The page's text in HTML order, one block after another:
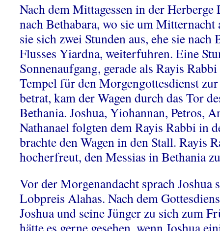
Nach dem Mittagessen in der Herberge
nach Bethabara, wo sie um
sie sich zwei Stunden aus, ehe sie nach
Flusses Yiardna, weiterfuhren. Eine
Sonnenaufgang, gerade als Rayis
Tempel für den Morgengottesdienst
betrat, kam der Wagen durch das Tor
Bethania. Joshua, Yiohannan, Petros,
Nathanael folgten dem Rayis Rabbi in
brachte den Wagen in den Stall. Rayis
hocherfreut, den Messias in Bethania
Vor der Morgenandacht sprach Joshua
Lobpreis Alahas. Nach dem
Joshua und seine Jünger zu sich zum
hätte es gerne gesehen, wenn Joshua